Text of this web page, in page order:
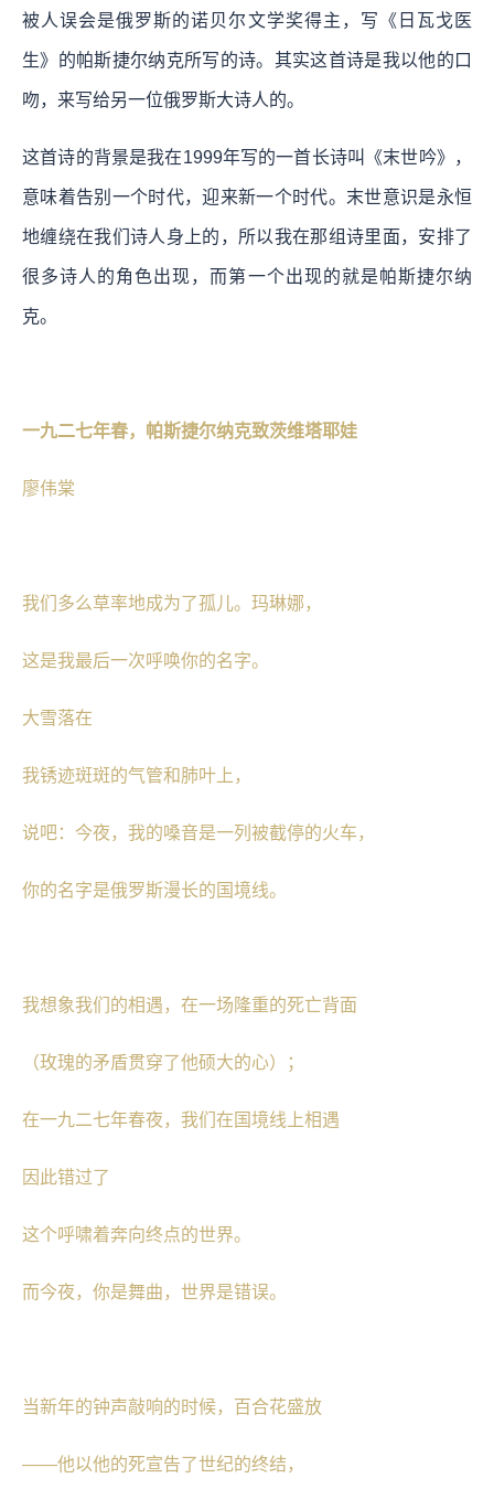
被人误会是俄罗斯的诺贝尔文学奖得主，写《日瓦戈医
生》的帕斯捷尔纳克所写的诗。其实这首诗是我以他的口
吻，来写给另一位俄罗斯大诗人的。
这首诗的背景是我在1999年写的一首长诗叫《末世吟》，
意味着告别一个时代，迎来新一个时代。末世意识是永恒
地缠绕在我们诗人身上的，所以我在那组诗里面，安排了
很多诗人的角色出现，而第一个出现的就是帕斯捷尔纳
克。
一九二七年春，帕斯捷尔纳克致茨维塔耶娃
廖伟棠
我们多么草率地成为了孤儿。玛琳娜，
这是我最后一次呼唤你的名字。
大雪落在
我锈迹斑斑的气管和肺叶上，
说吧：今夜，我的嗓音是一列被截停的火车，
你的名字是俄罗斯漫长的国境线。
我想象我们的相遇，在一场隆重的死亡背面
（玫瑰的矛盾贯穿了他硕大的心）；
在一九二七年春夜，我们在国境线上相遇
因此错过了
这个呼啸着奔向终点的世界。
而今夜，你是舞曲，世界是错误。
当新年的钟声敲响的时候，百合花盛放
——他以他的死宣告了世纪的终结，